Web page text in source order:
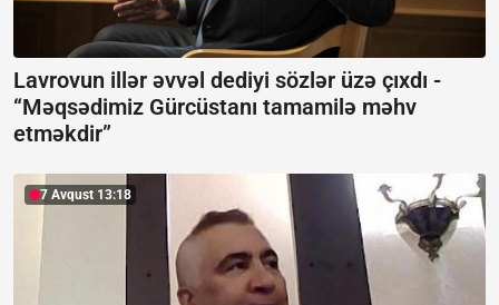
Lavrovun illər əvvəl dediyi sözlər üzə çıxdı -
“Məqsədimiz Gürcüstanı tamamilə məhv
etməkdir”
7 Avqust 13:18